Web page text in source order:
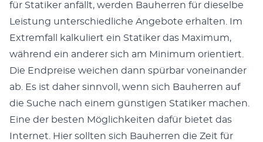
für Sta­tik­er anfällt, wer­den Bauher­ren für dieselbe
Leis­tung unter­schiedliche Ange­bote erhal­ten. Im
Extrem­fall kalkuliert ein Sta­tik­er das Max­i­mum,
während ein ander­er sich am Min­i­mum ori­en­tiert.
Die End­preise weichen dann spür­bar voneinan­der
ab. Es ist daher sin­nvoll, wenn sich Bauher­ren auf
die Suche nach einem gün­sti­gen Sta­tik­er machen.
Eine der besten Möglichkeit­en dafür bietet das
Inter­net. Hier soll­ten sich Bauher­ren die Zeit für